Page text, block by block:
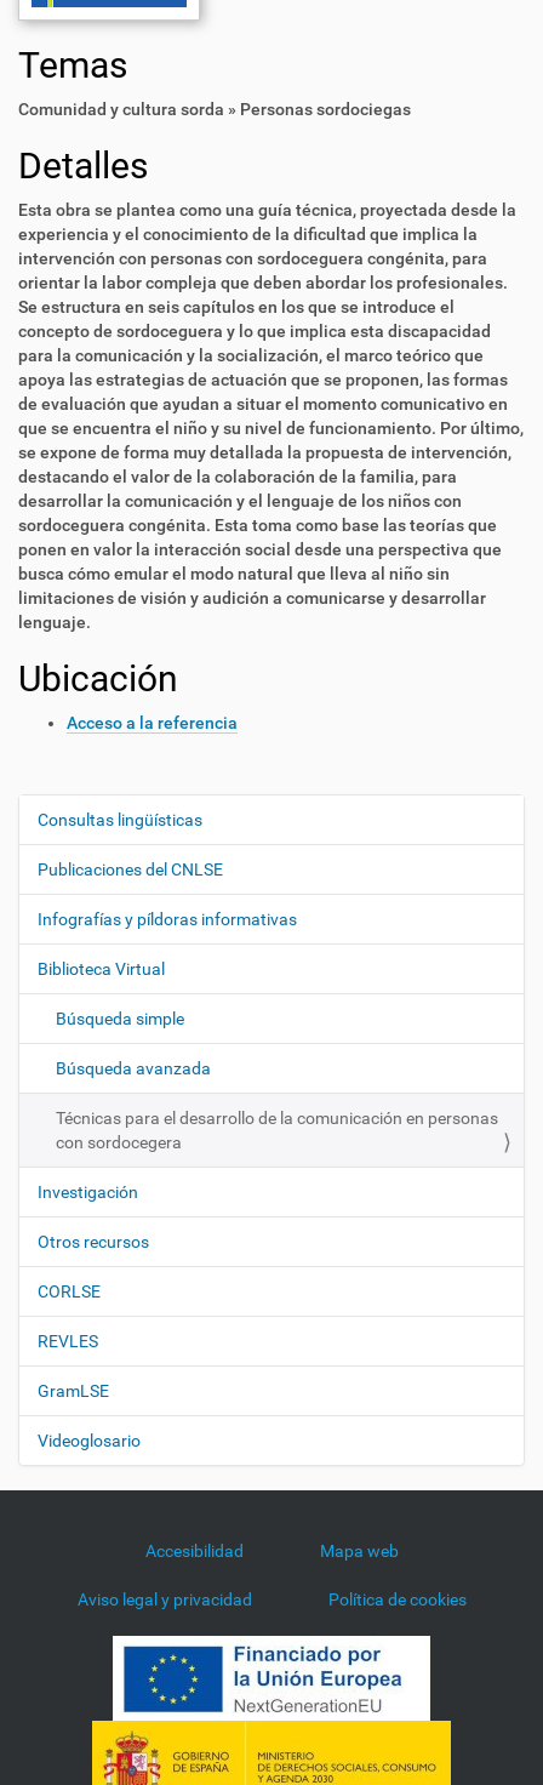
Temas
Comunidad y cultura sorda » Personas sordociegas
Detalles
Esta obra se plantea como una guía técnica, proyectada desde la
experiencia y el conocimiento de la dificultad que implica la
intervención con personas con sordoceguera congénita, para
orientar la labor compleja que deben abordar los profesionales.
Se estructura en seis capítulos en los que se introduce el
concepto de sordoceguera y lo que implica esta discapacidad
para la comunicación y la socialización, el marco teórico que
apoya las estrategias de actuación que se proponen, las formas
de evaluación que ayudan a situar el momento comunicativo en
que se encuentra el niño y su nivel de funcionamiento. Por último,
se expone de forma muy detallada la propuesta de intervención,
destacando el valor de la colaboración de la familia, para
desarrollar la comunicación y el lenguaje de los niños con
sordoceguera congénita. Esta toma como base las teorías que
ponen en valor la interacción social desde una perspectiva que
busca cómo emular el modo natural que lleva al niño sin
limitaciones de visión y audición a comunicarse y desarrollar
lenguaje.
Ubicación
Acceso a la referencia
N
e
g
a
i
n
Consultas lingüísticas
Publicaciones del CNLSE
Infografías y píldoras informativas
Biblioteca Virtual
Búsqueda simple
Búsqueda avanzada
Técnicas para el desarrollo de la comunicación en personas
con sordocegera
Investigación
Otros recursos
CORLSE
REVLES
GramLSE
Videoglosario
Accesibilidad Mapa web
Aviso legal y privacidad Política de cookies